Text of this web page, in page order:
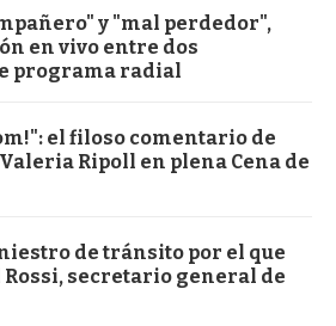
y "mal perdedor",
en vivo entre dos
programa radial
el filoso comentario de
Ripoll en plena Cena de
de tránsito por el que
secretario general de